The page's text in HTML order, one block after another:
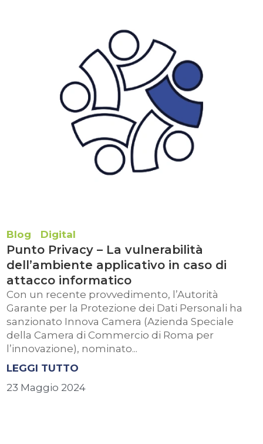
Blog Digital
Punto Privacy – La vulnerabilità
dell’ambiente applicativo in caso di
attacco informatico
Con un recente provvedimento, l’Autorità
Garante per la Protezione dei Dati Personali ha
sanzionato Innova Camera (Azienda Speciale
della Camera di Commercio di Roma per
l’innovazione), nominato...
LEGGI TUTTO
23 Maggio 2024